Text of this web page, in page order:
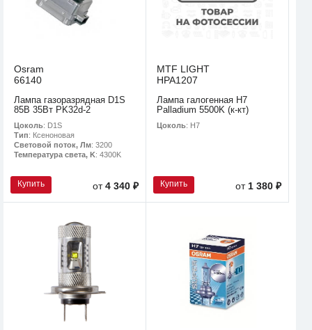
Osram
66140
Лампа газоразрядная D1S
85В 35Вт PK32d-2
Цоколь: D1S
Тип: Ксеноновая
Световой поток, Лм: 3200
Температура света, K: 4300K
Купить от4 340 ₽
MTF LIGHT
HPA1207
Лампа галогенная H7
Palladium 5500K (к-кт)
Цоколь: H7
Купить от 1 380 ₽